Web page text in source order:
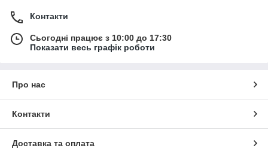
Контакти
Сьогодні працює з 10:00 до 17:30
Показати весь графік роботи
Про нас
Контакти
Доставка та оплата